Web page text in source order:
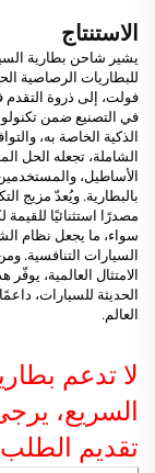
الاستنتاج
فولت، إلى ذروة التقدم
في التصنيع ضمن
الذكية الخاصة به،
الشاملة، تجعله الحل
الأساطيل، والمستخدمين
بالبطارية. ويُعدّ مزيج
مصدرًا استثنائيًا
سواء، ما يجعل نظام
السيارات التنافسية.
الامتثال العالمية،
الحديثة للسيارات،
العالم.
لا تدعم
السريع،
تقديم الطلب